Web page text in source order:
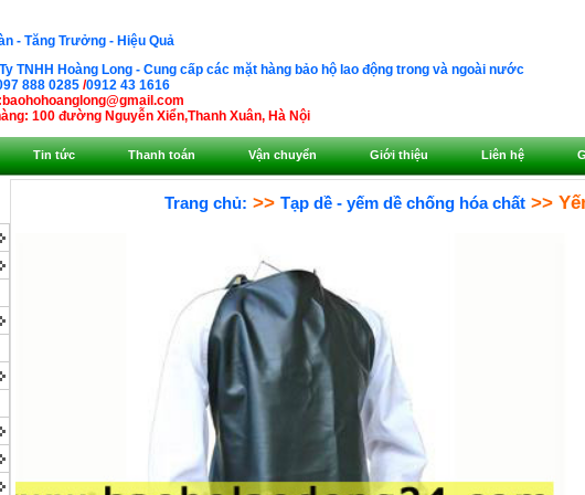
- Tăng Trưởng - Hiệu Quả
TNHH Hoàng Long - Cung cấp các mặt hàng bảo hộ lao động trong và ngoài nước
888 0285 /0912 43 1616
100 đường Nguyễn Xiển,Thanh Xuân, Hà Nội
Tin tức Thanh toán Vận chuyển Giới thiệu Liên hệ
Trang chủ: >> Tạp dề - yếm dề chống hóa chất >>